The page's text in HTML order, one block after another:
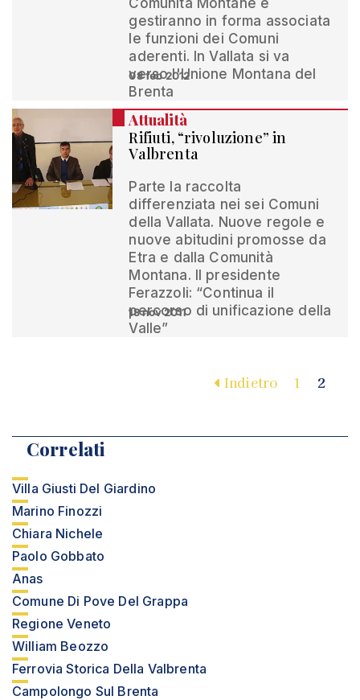
Comunità Montane e
gestiranno in forma associata
le funzioni dei Comuni
aderenti. In Vallata si va
verso l'Unione Montana del
Brenta
08 feb 2012
Attualità
Rifiuti, “rivoluzione” in
Valbrenta
Parte la raccolta
differenziata nei sei Comuni
della Vallata. Nuove regole e
nuove abitudini promosse da
Etra e dalla Comunità
Montana. Il presidente
Ferazzoli: “Continua il
percorso di unificazione della
Valle”
18 nov 2011
Indietro 1 2
Correlati
Villa Giusti Del Giardino
Marino Finozzi
Chiara Nichele
Paolo Gobbato
Anas
Comune Di Pove Del Grappa
Regione Veneto
William Beozzo
Ferrovia Storica Della Valbrenta
Campolongo Sul Brenta